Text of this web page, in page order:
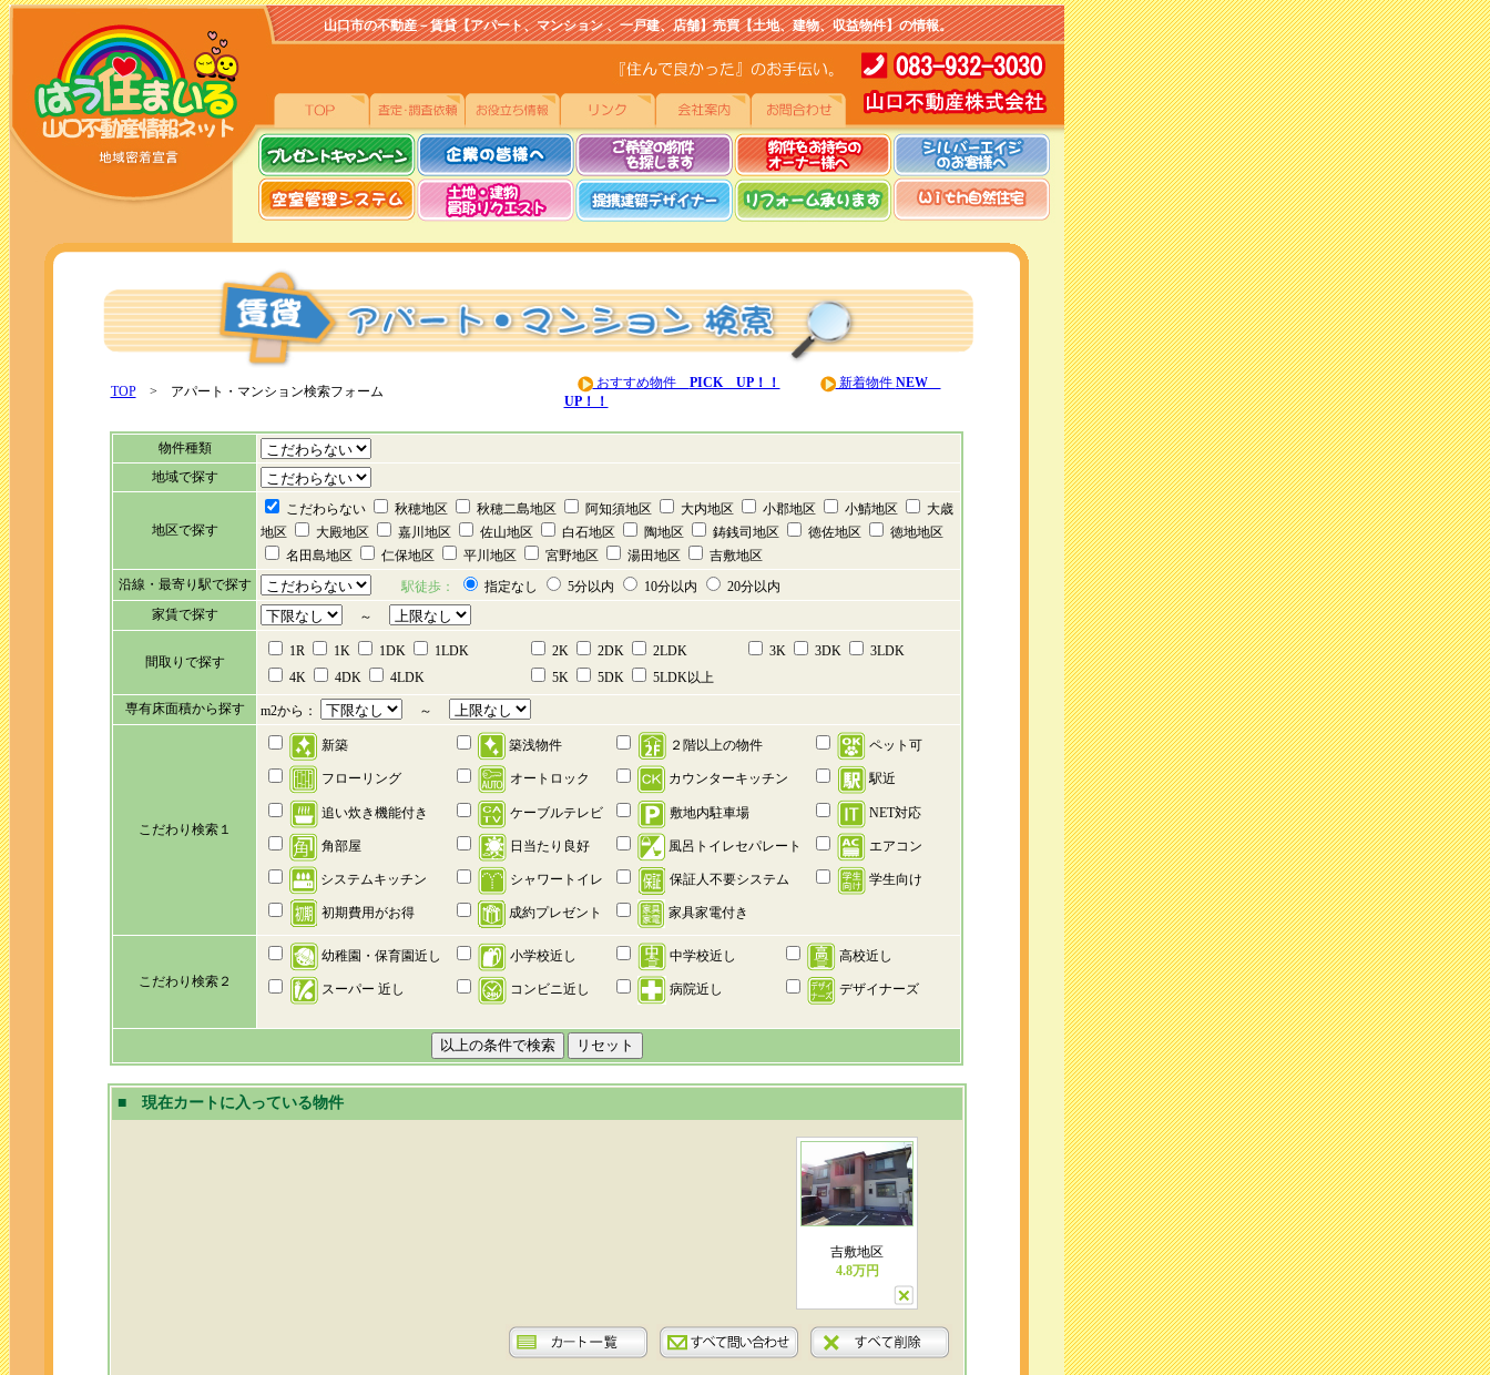
山口市の不動産－賃貸【アパート、マンション 、一戸建、店舗】売買【土地、建物、収益物件】の情報。
TOP> アパート・マンション検索フォーム
おすすめ物件 PICK UP！！ 新着物件 NEW
UP！！
物件種類
地域で探す
地区で探す
こだわらない 秋穂地区 秋穂二島地区 阿知須地区 大内地区 小郡地区 小鯖地区
大歳
地区
大殿地区 嘉川地区 佐山地区 白石地区 陶地区 鋳銭司地区 徳佐地区
徳地地区
名田島地区
仁保地区 平川地区 宮野地区 湯田地区
吉敷地区
沿線・最寄り駅で探す
駅徒歩： 指定なし 5分以内 10分以内
20分以内
家賃で探す
～
間取りで探す
1R 1K 1DK 1LDK 2K 2DK 2LDK 3K 3DK
3LDK
4K
4DK 4LDK 5K 5DK
5LDK以上
専有床面積から探す
m2から： ～
こだわり検索１
新築 築浅物件 ２階以上の物件 ペット可
フローリング オートロック カウンターキッチン 駅近
追い炊き機能付き ケーブルテレビ 敷地内駐車場 NET対応
角部屋 日当たり良好 風呂トイレセパレート エアコン
システムキッチン シャワートイレ 保証人不要システム 学生向け
初期費用がお得 成約プレゼント 家具家電付き
こだわり検索２
幼稚園・保育園近し 小学校近し 中学校近し 高校近し
スーパー 近し コンビニ近し 病院近し デザイナーズ
■ 現在カートに入っている物件
吉敷地区
4.8万円